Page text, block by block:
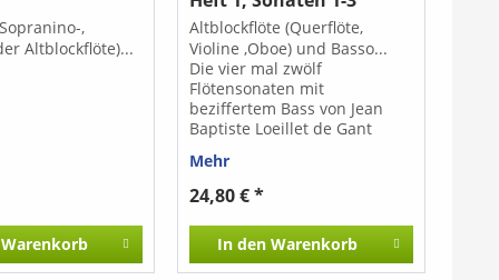
Allegretto - Adagio - Allegro
,
Altblockflöte)...
Warenkorb
Altblockflöte (Querflöte,
Violine ,Oboe) und Basso...
Die vier mal zwölf
Flötensonaten mit
beziffertem Bass von Jean
Baptiste Loeillet de Gant
flüssigen und immer gut
erfundenen Melodik und der
Qualität der sorgfältig
gearbeiteten Bässe zum
Bedeutendsten, was das
frühe 18. Jahrhundert auf
Mehr
24,80 € *
In den Warenkorb